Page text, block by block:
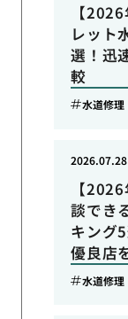
【
レット
選！迅
較
水道修理
【
談でき
キング
優良店
2026.07.28
水道修理